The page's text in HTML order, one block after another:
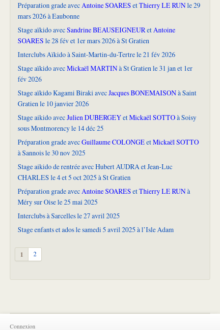
Préparation grade avecAntoine SOARES etThierry LE RUNle 29
mars 2026 à Eaubonne
Stage aïkido avecSandrine BEAUSEIGNEURetAntoine
SOARES le 28 fév et 1er mars 2026 à St Gratien
Interclubs Aïkido à Saint-Martin-du-Tertre le 21 fév 2026
Stage aïkido avecMickaël MARTINà St Gratien le 31 jan et 1er
fév 2026
Stage aïkido Kagami Biraki avecJacques BONEMAISONà Saint
Gratien le 10 janvier 2026
Stage aikido avecJulien DUBERGEYetMickaël SOTTOà Soisy
sous Montmorency le 14 déc 25
Préparation grade avecGuillaume COLONGEetMickaël SOTTO
à Sannois le 30 nov 2025
Stage aikido de rentrée avec Hubert AUDRA et Jean-Luc
CHARLES le 4 et 5 oct 2025 à St Gratien
Préparation grade avecAntoine SOARES etThierry LE RUNà
Méry sur Oise le 25 mai 2025
Interclubs à Sarcelles le 27 avril 2025
Stage enfants et ados le samedi 5 avril 2025 à l’Isle Adam
1 2
Connexion